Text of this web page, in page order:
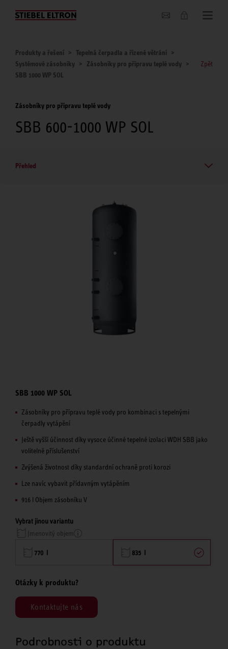
O nás
Produkty a řešení
Tepelná čerpadla a řízené větrání
Systémové zásobníky
Zásobníky pro přípravu teplé vody
SBB 1000 WP SOL
Zpět
Zásobníky pro přípravu teplé vody
SBB 600-1000 WP SOL
Přehled
SBB 1000 WP SOL
Zásobníky pro přípravu teplé vody pro kombinaci s tepelnými
čerpadly vytápění
Ještě vyšší účinnost díky vysoce účinné tepelné izolaci WDH SBB jako
volitelné příslušenství
Zvýšená životnost díky standardní ochraně proti korozi
Lze navíc vybavit přídavným vytápěním
916 l Objem zásobníku V
Vybrat jinou variantu
Jmenovitý objem
770 l 835 l
Otázky k produktu?
Kontaktujte nás
Podrobnosti o produktu